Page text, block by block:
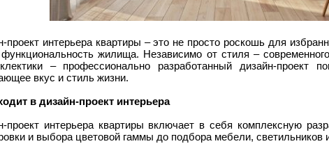
проект интерьера квартиры – это не просто роскошь для
жилища. Независимо от стиля –
– профессионально разработанный дизайн-проект
вкус и стиль жизни.
в дизайн-проект интерьера
проект интерьера квартиры включает в себя комплексную
и выбора цветовой гаммы до подбора мебели, светильников